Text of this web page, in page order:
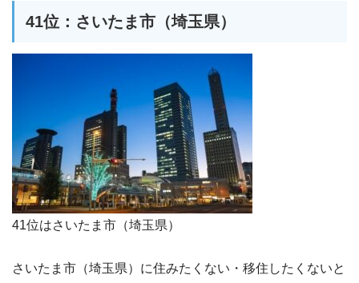
41位：さいたま市（埼玉県）
41位はさいたま市（埼玉県）
さいたま市（埼玉県）に住みたくない・移住したくないと